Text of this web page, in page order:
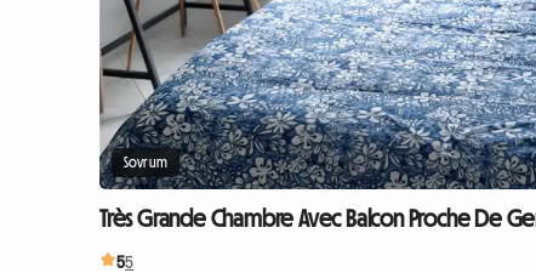
Sovrum
Très Grande Chambre Avec Balcon Proche De
55